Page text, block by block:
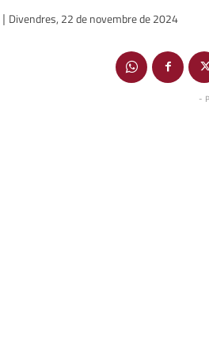
| Divendres, 22 de novembre de 2024
-